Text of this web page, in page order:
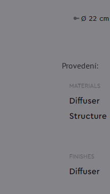
Provedení: